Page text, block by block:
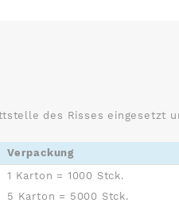
des Risses eingesetzt
Verpackung
1 Karton = 1000 Stck.
5 Karton = 5000 Stck.